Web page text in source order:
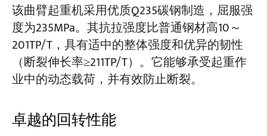
该曲臂起重机采用优质Q235碳钢制造，屈服强
度为235MPa。其抗拉强度比普通钢材高10～
201TP/T，具有适中的整体强度和优异的韧性
（断裂伸长率≥211TP/T）。它能够承受起重作
业中的动态载荷，并有效防止断裂。
卓越的回转性能